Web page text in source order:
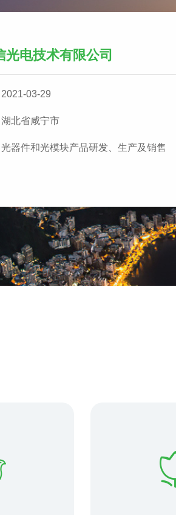
光电技术有限公司
03-29
北省咸宁市
器件和光模块产品研发、生产及销售